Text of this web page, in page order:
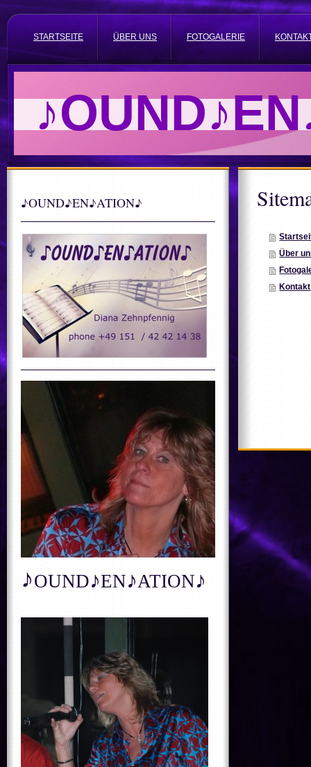
STARTSEITE ÜBER UNS FOTOGALERIE
♪OUND♪EN♪ATION♪
♪OUND♪EN♪ATION♪
Über
Kontakt